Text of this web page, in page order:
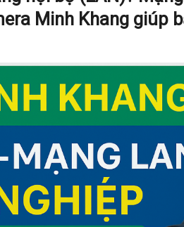
Minh Khang giúp